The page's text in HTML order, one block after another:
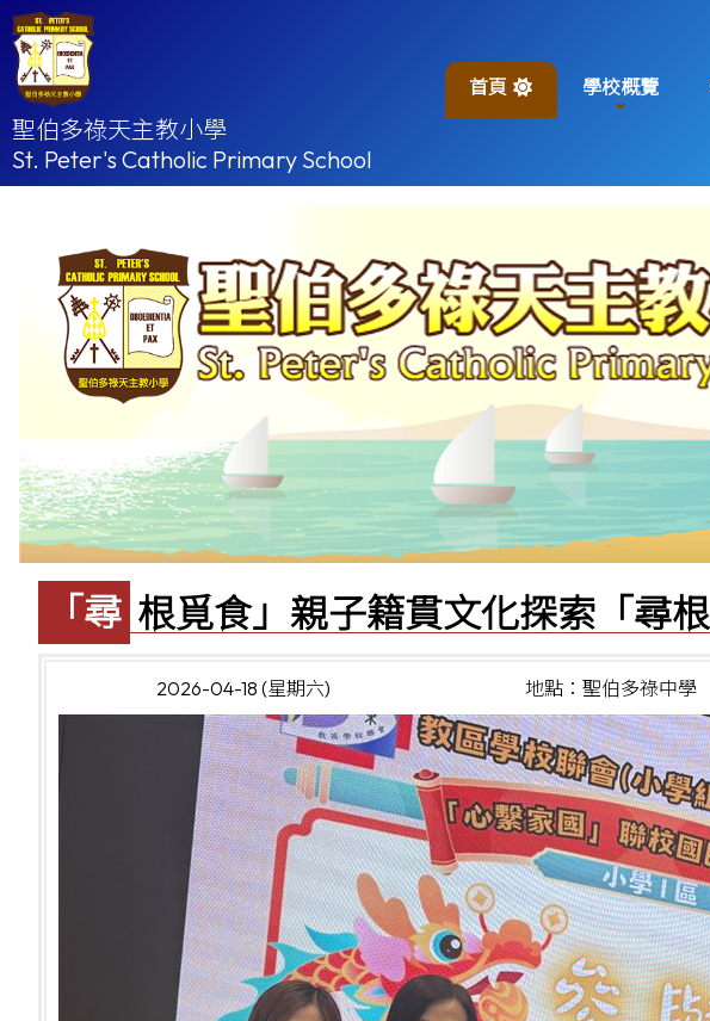
聖伯多祿天主教小學
St. Peter's Catholic Primary School
首頁 學校概覽
「尋根覓食」親子籍貫文化探索「
2026-04-18 (星期六) 地點：聖伯多祿中學